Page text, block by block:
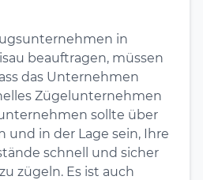
in
beauftragen, müssen
das Unternehmen
Zügelunternehmen
sollte über
und in der Lage sein, Ihre
schnell und sicher
zügeln. Es ist auch